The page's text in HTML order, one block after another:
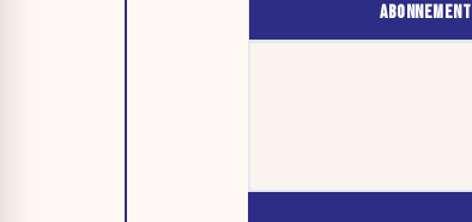
ABONNEMENT